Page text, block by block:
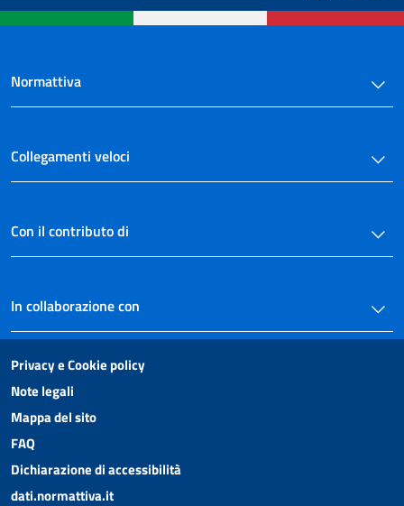
Normattiva
Collegamenti veloci
Con il contributo di
In collaborazione con
Privacy e Cookie policy
Note legali
Mappa del sito
FAQ
Dichiarazione di accessibilità
dati.normattiva.it